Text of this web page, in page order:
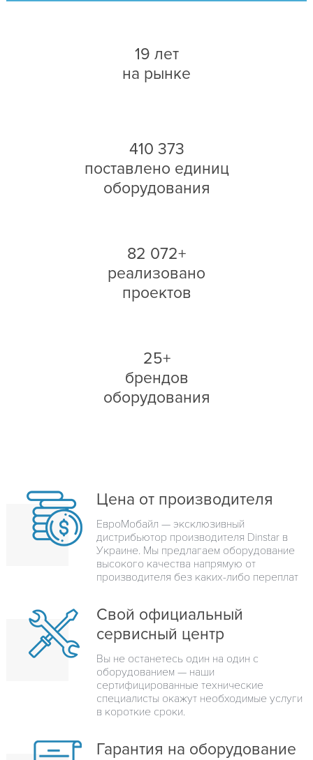
19 лет
на рынке
410 373
поставлено единиц
оборудования
82 072+
реализовано
проектов
25+
брендов
оборудования
Цена от производителя
ЕвроМобайл — эксклюзивный
дистрибьютор производителя Dinstar в
Украине. Мы предлагаем оборудование
высокого качества напрямую от
производителя без каких-либо переплат
Свой официальный
сервисный центр
Вы не останетесь один на один с
оборудованием — наши
сертифицированные технические
специалисты окажут необходимые услуги
в короткие сроки.
Гарантия на оборудование